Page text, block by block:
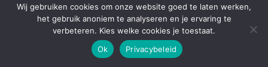
Wij gebruiken cookies om onze website goed te laten werken,
het gebruik anoniem te analyseren en je ervaring te
verbeteren. Kies welke cookies je toestaat.
Ok
Privacybeleid